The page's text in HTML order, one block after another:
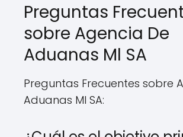
Preguntas
sobre Agencia De
Aduanas Ml SA
Preguntas Frecuentes sobre
Aduanas Ml SA: